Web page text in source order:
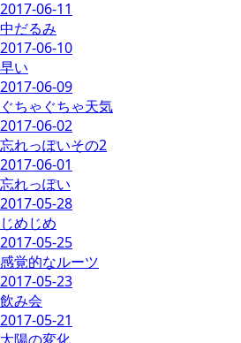
2017-06-11
中だるみ
2017-06-10
早い
2017-06-09
ぐちゃぐちゃ天気
2017-06-02
忘れっぽいその2
2017-06-01
忘れっぽい
2017-05-28
じめじめ
2017-05-25
感覚的なルーツ
2017-05-23
飲み会
2017-05-21